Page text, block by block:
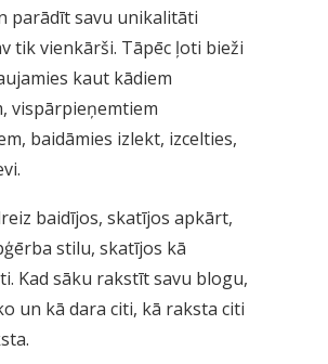
parādīt savu unikalitāti
tik vienkārši. Tāpēc ļoti bieži
kaut kādiem
vispārpieņemtiem
baidāmies izlekt, izcelties,
baidījos, skatījos apkārt,
stilu, skatījos kā
Kad sāku rakstīt savu blogu,
un kā dara citi, kā raksta citi